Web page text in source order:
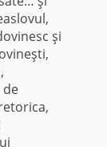
şi
de